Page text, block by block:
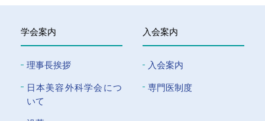
学会案内
理事長挨拶
⽇本美容外科学会につ
いて
入会案内
入会案内
専門医制度